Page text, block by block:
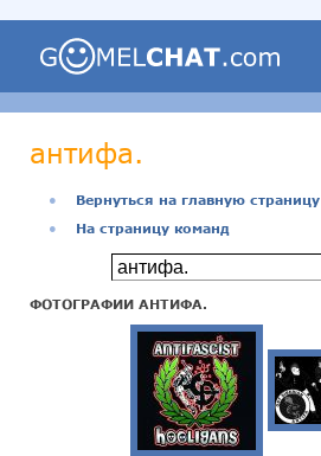
антифа.
●
Вернуться на главную страницу
●
На страницу команд
ФОТОГРАФИИ АНТИФА.